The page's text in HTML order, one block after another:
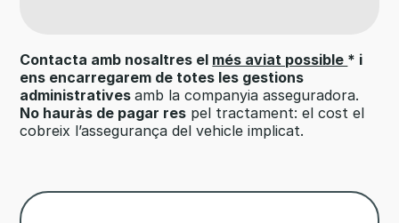
Contacta amb nosaltres el més aviat possible * i
ens encarregarem de totes les gestions
administrativesamb la companyia asseguradora.
No hauràs de pagar res pel tractament: el cost el
cobreix l’assegurança del vehicle implicat.